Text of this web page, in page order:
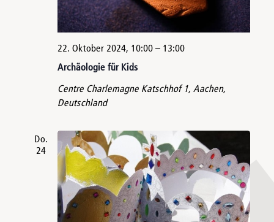
Archäologie für Kids
22. Oktober 2024, 10:00– 13:00
Centre Charlemagne Katschhof 1, Aachen,
Deutschland
Do.
24